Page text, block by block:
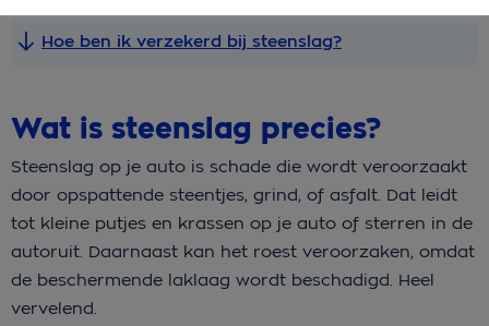
Hoe ben ik verzekerd bij steenslag?
Wat is steenslag precies?
Steenslag op je auto is schade die wordt veroorzaakt
door opspattende steentjes, grind, of asfalt. Dat leidt
tot kleine putjes en krassen op je auto of sterren in de
autoruit. Daarnaast kan het roest veroorzaken, omdat
de beschermende laklaag wordt beschadigd. Heel
vervelend.